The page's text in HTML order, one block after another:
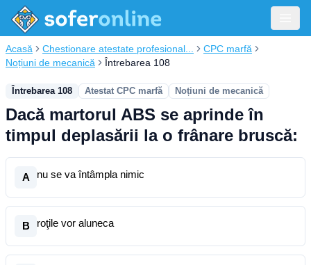
Acasă Chestionare atestate profesional...
CPC marfă
Noțiuni de mecanică
Întrebarea 108
Întrebarea 108 Atestat CPC marfă Noțiuni de mecanică
Dacă martorul ABS se aprinde în
timpul deplasării la o frânare bruscă:
A nu se va întâmpla nimic
B roţile vor aluneca